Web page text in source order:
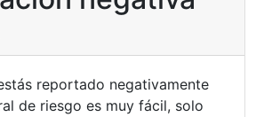
reportado negativamente
de riesgo es muy fácil, solo